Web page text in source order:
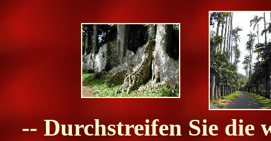
-- Durchstreifen Sie die